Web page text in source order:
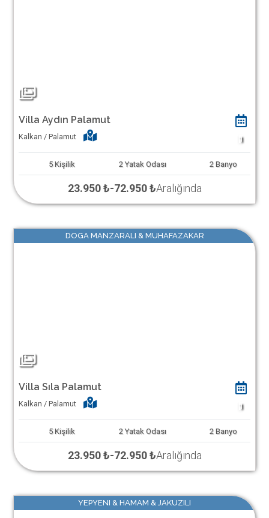
Villa Aydın Palamut
Kalkan / Palamut 1
5 Kişilik 2 Yatak Odası 2 Banyo
23.950 ₺-72.950 ₺Aralığında
DOGA MANZARALI & MUHAFAZAKAR
Villa Sıla Palamut
Kalkan / Palamut 1
5 Kişilik 2 Yatak Odası 2 Banyo
23.950 ₺-72.950 ₺Aralığında
YEPYENI & HAMAM & JAKUZILI